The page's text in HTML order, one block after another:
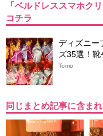
「ベルドレススマホク
コチラ
ディズニー
ズ35選！靴
Tomo
同じまとめ記事に含ま